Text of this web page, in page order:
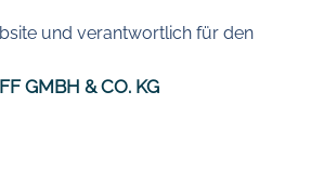
und verantwortlich für den
GMBH & CO. KG